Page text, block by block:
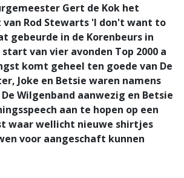
Gert de Kok het
Rod Stewarts 'I don't want to
gebeurde in de Korenbeurs in
van vier avonden Top 2000 a
komt geheel ten goede van De
Joke en Betsie waren namens
Wilgenband aanwezig en Betsie
aan te hopen op een
waar wellicht nieuwe shirtjes
voor aangeschaft kunnen